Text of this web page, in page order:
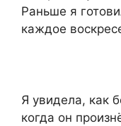
Раньше я
каждое
Я увидела, как
когда он